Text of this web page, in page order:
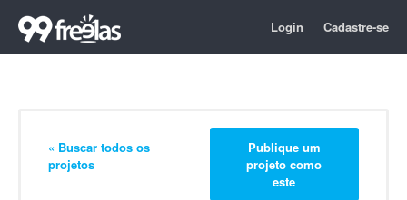
Login Cadastre-se
« Buscar todos os
projetos
Publique um
projeto como
este